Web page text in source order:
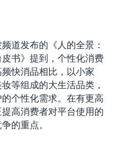
道发布的《人的全景：
书》提到，个性化消费
快消品相比，以小家
等组成的大生活品类，
个性化需求。在有更高
高消费者对平台使用的
的重点。